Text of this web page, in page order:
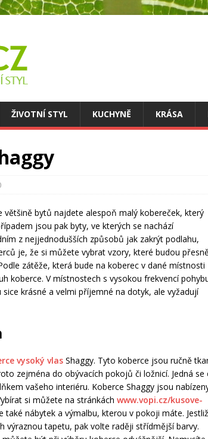
ŽIVOTNÍ STYL KUCHYNĚ KRÁSA
bytů najdete alespoň malý kobereček, který
jsou pak byty, ve kterých se nachází
z nejjednodušších způsobů jak zakrýt podlahu,
je, že si můžete vybrat vzory, které budou
zátěže, která bude na koberec v dané místnosti
koberce. V místnostech s vysokou frekvencí
krásné a velmi příjemné na dotyk, ale vyžadují
vysoký vlas Shaggy. Tyto koberce jsou ručně
zejména do obývacích pokojů či ložnicí. Jedná se
vašeho interiéru. Koberce Shaggy jsou
si můžete na stránkách www.vopi.cz/kusove-
také nábytek a výmalbu, kterou v pokoji máte.
výraznou tapetu, pak volte raději střídmější barvy.